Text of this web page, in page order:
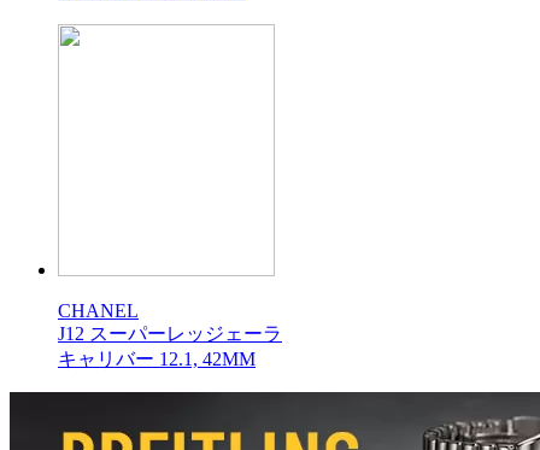
CHANEL
J12 スーパーレッジェーラ
キャリバー 12.1, 42MM